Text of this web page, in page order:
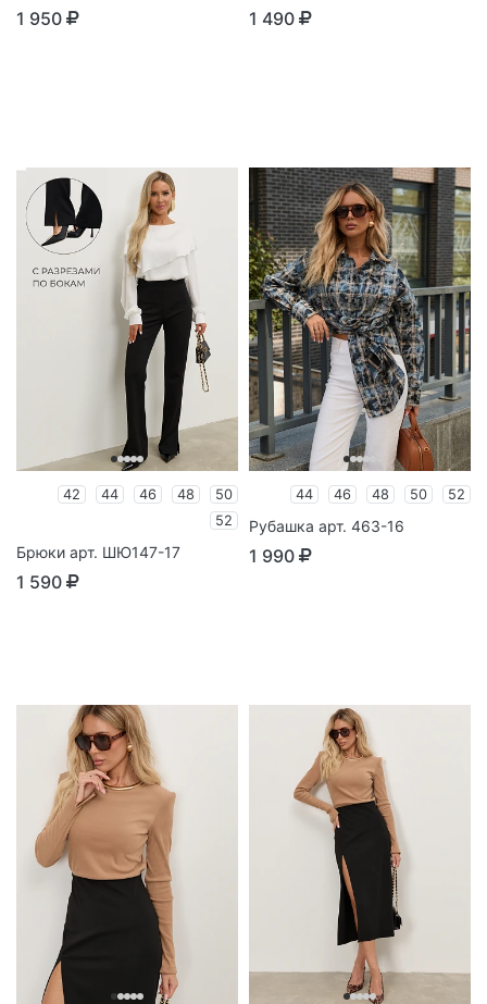
1 950 1 490
42 44 46 48
50
52
Брюки арт. ШЮ147-17
1 590
44 46 48 50 52
Рубашка арт. 463-16
1 990